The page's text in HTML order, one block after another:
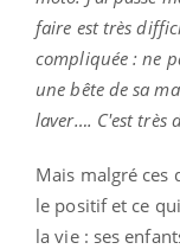
faire est très
compliquée : ne
une bête de sa
laver…. C'est très
Mais malgré ces
le positif et ce
la vie : ses